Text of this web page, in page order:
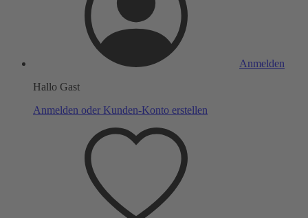
Anmelden
Hallo Gast
Anmelden oder Kunden-Konto erstellen